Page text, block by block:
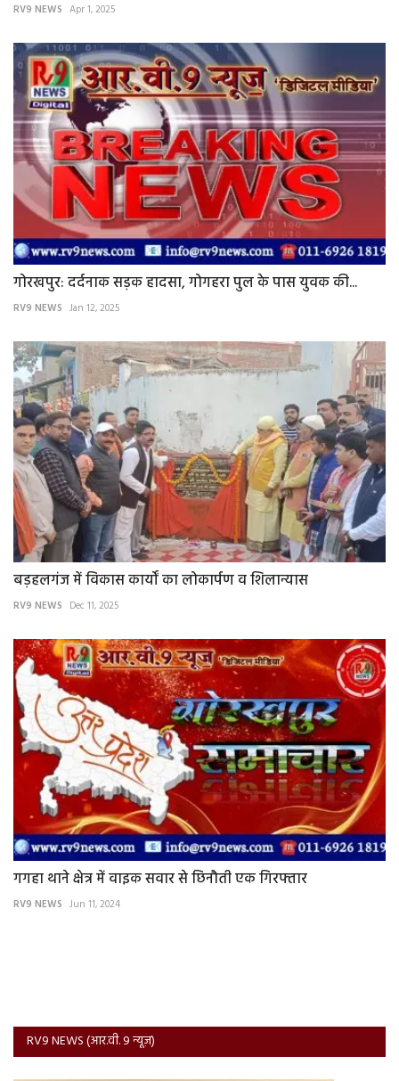
RV9 NEWS Apr 1, 2025
गोरखपुर: दर्दनाक सड़क हादसा, गोगहरा पुल के पास युवक की...
RV9 NEWS Jan 12, 2025
बड़हलगंज में विकास कार्यों का लोकार्पण व शिलान्यास
RV9 NEWS Dec 11, 2025
गगहा थाने क्षेत्र में वाइक सवार से छिनौती एक गिरफ्तार
RV9 NEWS Jun 11, 2024
RV9 NEWS (आर.वी. 9 न्यूज़)